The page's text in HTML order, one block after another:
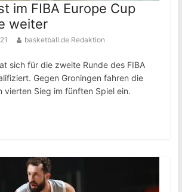
im FIBA Europe Cup
weiter
basketball.de Redaktion
sich für die zweite Runde des FIBA
Gegen Groningen fahren die
vierten Sieg im fünften Spiel ein.